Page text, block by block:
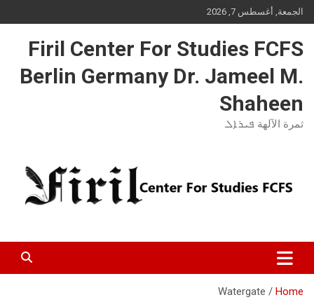
Skip
to
الجمعة, أغسطس 7, 2026
Firil Center For Studies FCFS
Berlin Germany Dr. Jameel M.
Shaheen
ثمرة الآلهة ܦܝܪܐܠ
Home
Watergate